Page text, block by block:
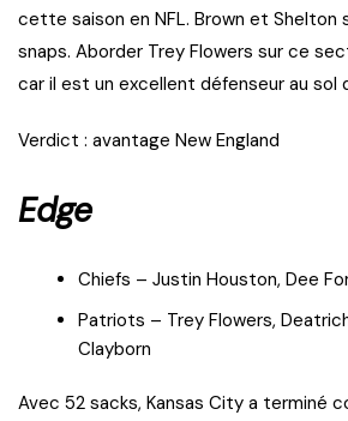
cette saison en NFL. Brown et Shelton
snaps. Aborder Trey Flowers sur ce
car il est un excellent défenseur au sol
Verdict : avantage New England
Edge
Chiefs – Justin Houston, Dee
Patriots – Trey Flowers,
Clayborn
Avec 52 sacks, Kansas City a terminé